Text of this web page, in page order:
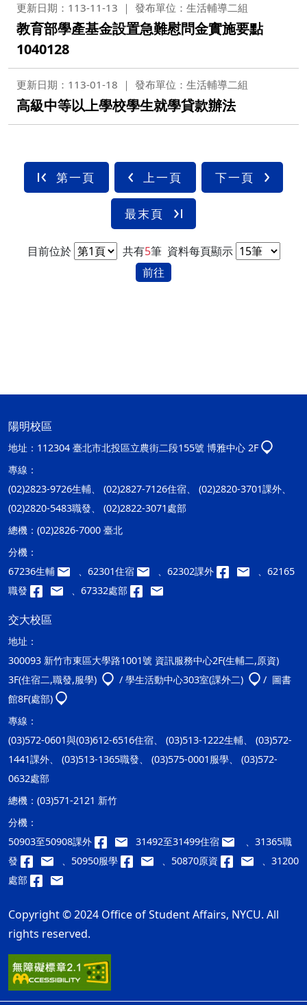
更新日期：113-11-13 發布單位：生活輔導二組
教育部學產基金設置急難慰問金實施要點
1040128
更新日期：113-01-18 發布單位：生活輔導二組
高級中等以上學校學生就學貸款辦法
第一頁 上一頁 下一頁
最末頁
目前位於 共有5筆 資料每頁顯示
前往
陽明校區
地址： 112304 臺北市北投區立農街二段155號 博雅中心 2F
專線：
(02)2823-9726生輔、 (02)2827-7126住宿、 (02)2820-3701課外、
(02)2820-5483職發、 (02)2822-3071處部
總機： (02)2826-7000 臺北
分機：
67236生輔
、62301住宿 、62302課外
、62165
職發
、67332處部
交大校區
地址：
300093 新竹市東區大學路1001號 資訊服務中心2F(生輔二,原資)
3F(住宿二,職發,服學)
/ 學生活動中心303室(課外二)
/ 圖書
館8F(處部)
專線：
(03)572-0601與(03)612-6516住宿、 (03)513-1222生輔、 (03)572-
1441課外、 (03)513-1365職發、 (03)575-0001服學、 (03)572-
0632處部
總機： (03)571-2121 新竹
分機：
50903至50908課外
31492至31499住宿
、31365職
發
、50950服學 、50870原資
、31200
處部
Copyright © 2024 Office of Student Affairs, NYCU. All
rights reserved.